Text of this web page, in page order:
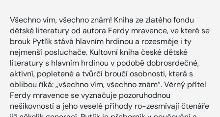
Všechno vím, všechno znám! Kniha ze zlatého fondu
dětské literatury od autora Ferdy mravence, ve které se
brouk Pytlík stává hlavním hrdinou a rozesměje i ty
nejmenší posluchače. Kultovní kniha české dětské
literatury s hlavním hrdinou v podobě dobrosrdečné,
aktivní, popletené a tvůrčí broučí osobnosti, která s
oblibou říká: „všechno vím, všechno znám“. Věrný přítel
Ferdy mravence se vyznačuje pozoruhodnou
nešikovností a jeho veselé příhody ro-zesmívají čtenáře